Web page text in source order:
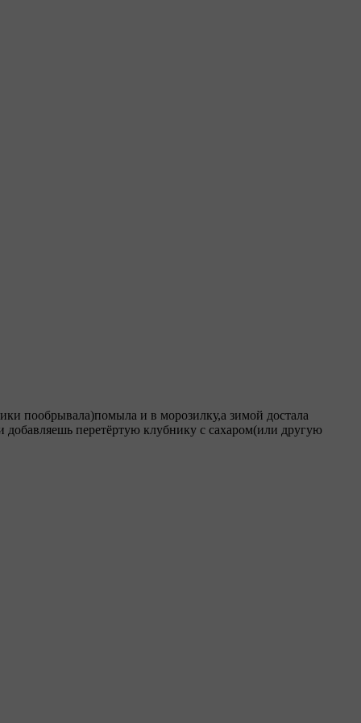
пообрывала)помыла и в морозилку,а зимой достала
перетёртую клубнику с сахаром(или другую